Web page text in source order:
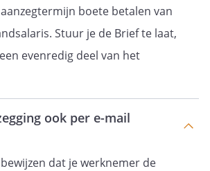
boete betalen van
Stuur je de Brief te laat,
evenredig deel van het
ook per e-mail
dat je werknemer de